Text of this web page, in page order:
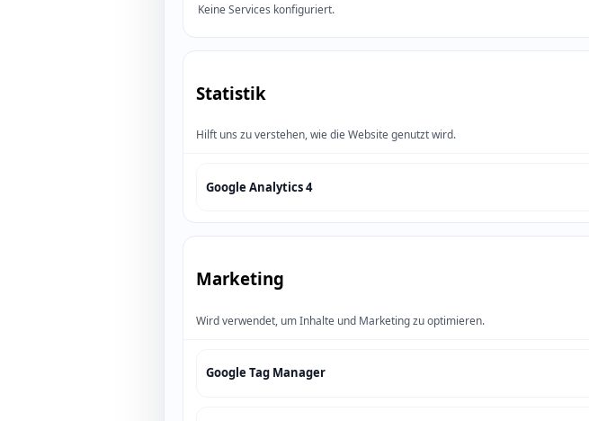
Keine Services konfiguriert.
Statistik
Hilft uns zu verstehen, wie die Website genutzt wird.
Google Analytics 4
Marketing
Wird verwendet, um Inhalte und Marketing zu optimieren.
Google Tag Manager